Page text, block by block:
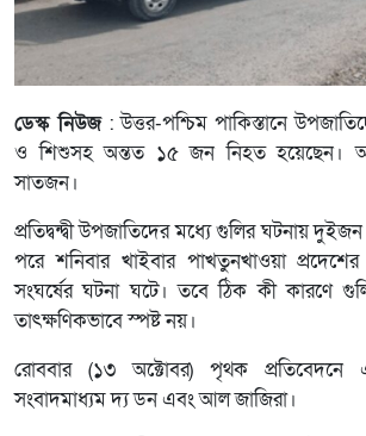
ডেস্ক নিউজ: উত্তর-পশ্চিম পাকিস্তানে
ও শিশুসহ অন্তত ১৫ জন নিহত হয়েছেন।
সাতজন।
প্রতিদ্বন্দ্বী উপজাতিদের মধ্যে গুলির ঘটনায়
পরে শনিবার খাইবার পাখতুনখাওয়া
সংঘর্ষের ঘটনা ঘটে। তবে ঠিক কী কারণে
তাৎক্ষণিকভাবে স্পষ্ট নয়।
রোববার (১৩ অক্টোবর) পৃথক প্রতিবেদনে
সংবাদমাধ্যম দ্য ডন এবং আল জাজিরা।